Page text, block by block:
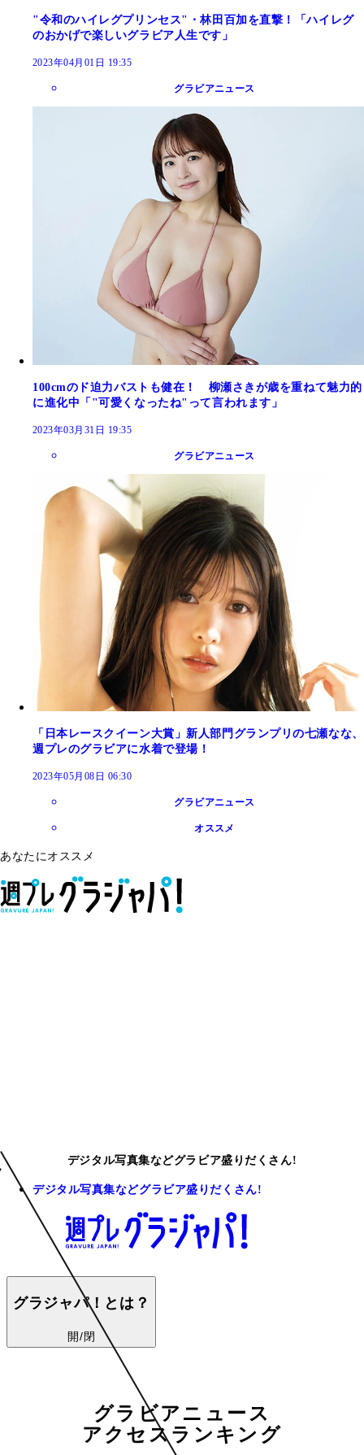
"令和のハイレグプリンセス"・林田百加を直撃！「ハイレグ
のおかげで楽しいグラビア人生です」
2023年04月01日 19:35
グラビアニュース
100cmのド迫力バストも健在！ 柳瀬さきが歳を重ねて魅力的
に進化中「"可愛くなったね"って言われます」
2023年03月31日 19:35
グラビアニュース
「日本レースクイーン大賞」新人部門グランプリの七瀬なな、
週プレのグラビアに水着で登場！
2023年05月08日 06:30
グラビアニュース
オススメ
あなたにオススメ
デジタル写真集などグラビア盛りだくさん!
デジタル写真集などグラビア盛りだくさん!
グラジャパ！とは？
開/閉
グラビアニュース
アクセスランキング